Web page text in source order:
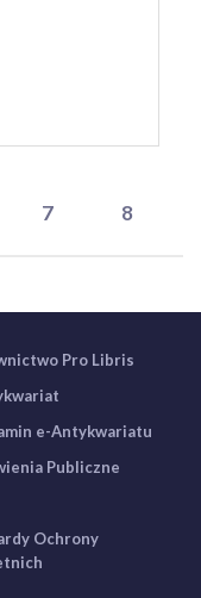
7 8
Pro Libris
e-Antykwariatu
Publiczne
Ochrony